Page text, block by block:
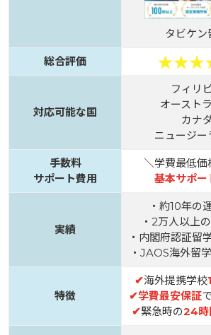
タビケン
総合評価
対応可能な国
フィリ
オースト
カナ
ニュージー
手数料
サポート費用
＼学費最低価
基本サポー
実績
・約10年の
・2万人以上
・内閣府認証留
・JAOS海外留
特徴
✔海外提携学校
✔学費最安保証
✔緊急時の24時